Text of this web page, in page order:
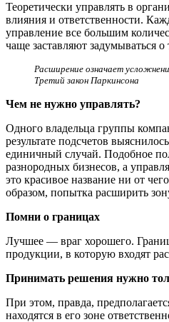
Теоретически управлять в
влияния и ответственности.
управление все большим
чаще заставляют задумываться
Расширение означает
Третий закон Паркинсона
Чем не нужно управлять?
Одного владельца группы
результате подсчетов
единичный случай. Подобное
разнородных бизнесов, а
это красивое название ни от
образом, попытка расширить
Помни о границах
Лучшее — враг хорошего.
продукции, в которую входят
Принимать решения нужно
При этом, правда,
находятся в его зоне